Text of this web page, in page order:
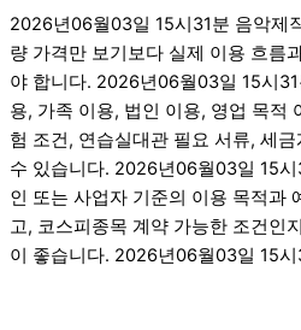
2026년06월03일 15시31분 음악제
량 가격만 보기보다 실제 이용 흐름
야 합니다. 2026년06월03일 15시
용, 가족 이용, 법인 이용, 영업 목적
험 조건, 연습실대관 필요 서류, 세
수 있습니다. 2026년06월03일 15
인 또는 사업자 기준의 이용 목적과
고, 코스피종목 계약 가능한 조건인
이 좋습니다. 2026년06월03일 15시